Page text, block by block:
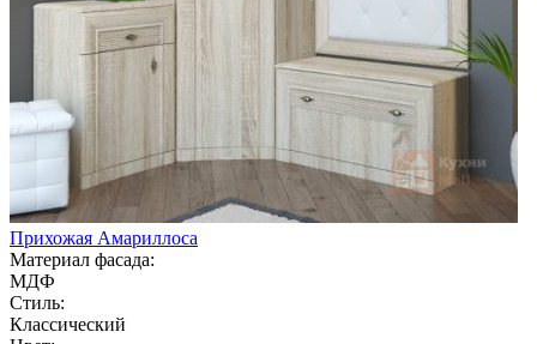
Прихожая Амариллоса
Материал фасада:
МДФ
Стиль:
Классический